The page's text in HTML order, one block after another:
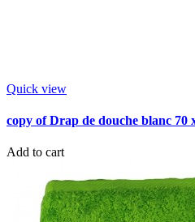
Quick view
copy of Drap de douche blanc 70
Add to cart